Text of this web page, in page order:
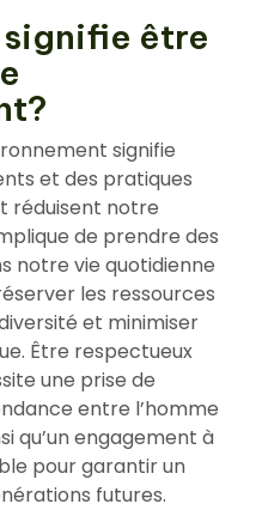
signifie être
signifie
et des pratiques
réduisent notre
de prendre des
notre vie quotidienne
les ressources
et minimiser
Être respectueux
une prise de
entre l’homme
qu’un engagement à
pour garantir un
futures.